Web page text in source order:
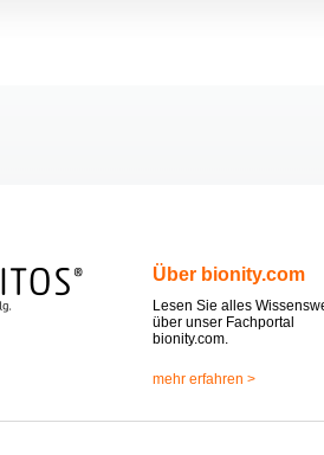
Über bionity.com
Lesen Sie alles
über unser Fachportal
bionity.com.
mehr erfahren >